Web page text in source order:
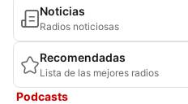
Noticias
Radios noticiosas
Recomendadas
Lista de las mejores radios
Podcasts